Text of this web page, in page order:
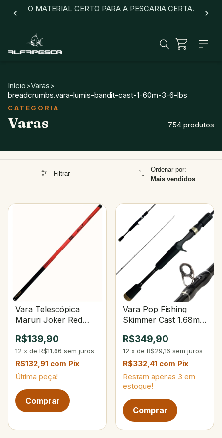
O MATERIAL CERTO PARA A PESCARIA CERTA.
Início>Varas>
breadcrumbs.vara-lumis-bandit-cast-1-60m-3-6-lbs
Varas 754 produtos
Filtrar
Ordenar por:
Mais vendidos
Vara Telescópica
Maruri Joker Red
R$139,90
12 x de R$11,66 sem juros
R$132,91 com Pix
Última peça!
Vara Pop Fishing
Skimmer Cast 1.68m
R$349,90
12 x de R$29,16 sem juros
R$332,41 com Pix
Restam apenas 3 em
estoque!